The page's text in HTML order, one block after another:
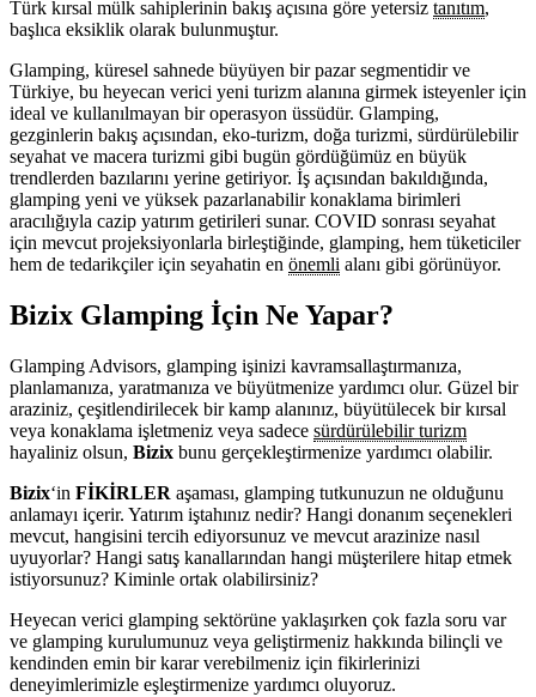
Türk kırsal mülk sahiplerinin bakış açısına göre yetersiz tanıtım,
başlıca eksiklik olarak bulunmuştur.
Glamping, küresel sahnede büyüyen bir pazar segmentidir ve
Türkiye, bu heyecan verici yeni turizm alanına girmek isteyenler için
ideal ve kullanılmayan bir operasyon üssüdür. Glamping,
gezginlerin bakış açısından, eko-turizm, doğa turizmi, sürdürülebilir
seyahat ve macera turizmi gibi bugün gördüğümüz en büyük
trendlerden bazılarını yerine getiriyor. İş açısından bakıldığında,
glamping yeni ve yüksek pazarlanabilir konaklama birimleri
aracılığıyla cazip yatırım getirileri sunar. COVID sonrası seyahat
için mevcut projeksiyonlarla birleştiğinde, glamping, hem tüketiciler
hem de tedarikçiler için seyahatin en önemli alanı gibi görünüyor.
Bizix Glamping İçin Ne Yapar?
Glamping Advisors, glamping işinizi kavramsallaştırmanıza,
planlamanıza, yaratmanıza ve büyütmenize yardımcı olur. Güzel bir
araziniz, çeşitlendirilecek bir kamp alanınız, büyütülecek bir kırsal
veya konaklama işletmeniz veya sadece sürdürülebilir turizm
hayaliniz olsun, Bizix bunu gerçekleştirmenize yardımcı olabilir.
Bizix‘in FİKİRLER aşaması, glamping tutkunuzun ne olduğunu
anlamayı içerir. Yatırım iştahınız nedir? Hangi donanım seçenekleri
mevcut, hangisini tercih ediyorsunuz ve mevcut arazinize nasıl
uyuyorlar? Hangi satış kanallarından hangi müşterilere hitap etmek
istiyorsunuz? Kiminle ortak olabilirsiniz?
Heyecan verici glamping sektörüne yaklaşırken çok fazla soru var
ve glamping kurulumunuz veya geliştirmeniz hakkında bilinçli ve
kendinden emin bir karar verebilmeniz için fikirlerinizi
deneyimlerimizle eşleştirmenize yardımcı oluyoruz.